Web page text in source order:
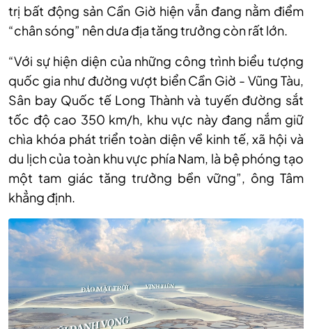
trị bất động sản Cần Giờ hiện vẫn đang nằm điểm
“chân sóng” nên dưa địa tăng trưởng còn rất lớn.
“Với sự hiện diện của những công trình biểu tượng
quốc gia như đường vượt biển Cần Giờ - Vũng Tàu,
Sân bay Quốc tế Long Thành và tuyến đường sắt
tốc độ cao 350 km/h, khu vực này đang nắm giữ
chìa khóa phát triển toàn diện về kinh tế, xã hội và
du lịch của toàn khu vực phía Nam, là bệ phóng tạo
một tam giác tăng trưởng bền vững”, ông Tâm
khẳng định.